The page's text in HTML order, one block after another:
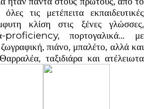
τις μετέπειτα εκπαιδευτικές
κλίση στις ξένες γλώσσες,
proficiency, πορτογαλικά… με
ζωγραφική, πιάνο, μπαλέτο, αλλά και
ταξιδιάρα και ατέλειωτα